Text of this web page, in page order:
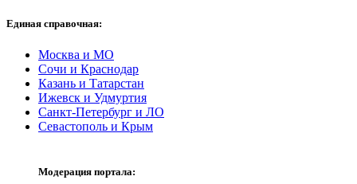
Единая справочная:
Москва и МО
Сочи и Краснодар
Казань и Татарстан
Ижевск и Удмуртия
Санкт-Петербург и ЛО
Севастополь и Крым
Модерация портала: